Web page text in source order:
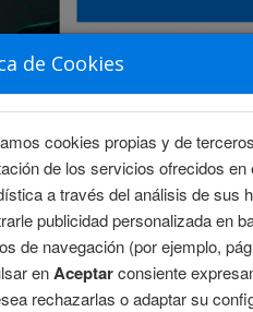
de Cookies
cookies propias y de
de los servicios ofrecidos
a través del análisis de sus
publicidad personalizada en
de navegación (por ejemplo,
enAceptarconsiente
rechazarlas o adaptar su
ÁREA CIENTÍFICA